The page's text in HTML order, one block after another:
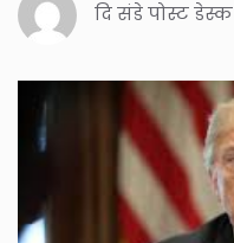
दि संडे पोस्ट डेस्क